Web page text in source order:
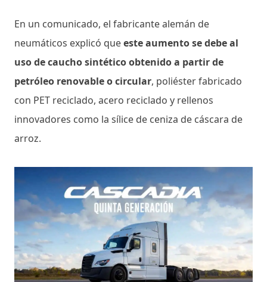
En un comunicado, el fabricante alemán de
neumáticos explicó queeste aumento se debe al
uso de caucho sintético obtenido a partir de
petróleo renovable o circular, poliéster fabricado
con PET reciclado, acero reciclado y rellenos
innovadores como la sílice de ceniza de cáscara de
arroz.